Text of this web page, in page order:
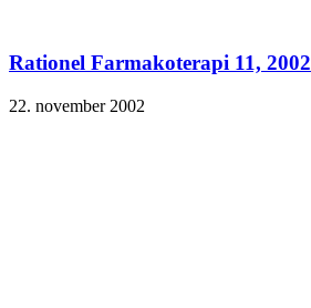
Rationel Farmakoterapi 11, 2002
22. november 2002